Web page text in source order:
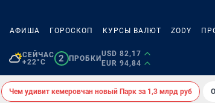
АФИША ГОРОСКОП КУРСЫ ВАЛЮТ ZODY
СЕЙЧАС
+22°C
2 ПРОБКИ
USD 82,17
EUR 94,84
Чем удивит кемеровчан новый Парк за 1,3 млрд руб